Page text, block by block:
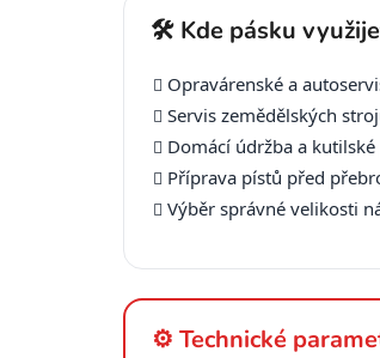
🛠️ Kde pásku
Opravárenské a
Servis zemědělských
Domácí údržba a
Příprava pístů před
Výběr správné velikosti
⚙️ Technické